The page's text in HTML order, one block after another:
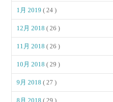
1月 2019( 24 )
12月 2018( 26 )
11月 2018( 26 )
10月 2018( 29 )
9月 2018( 27 )
8月 2018( 29 )